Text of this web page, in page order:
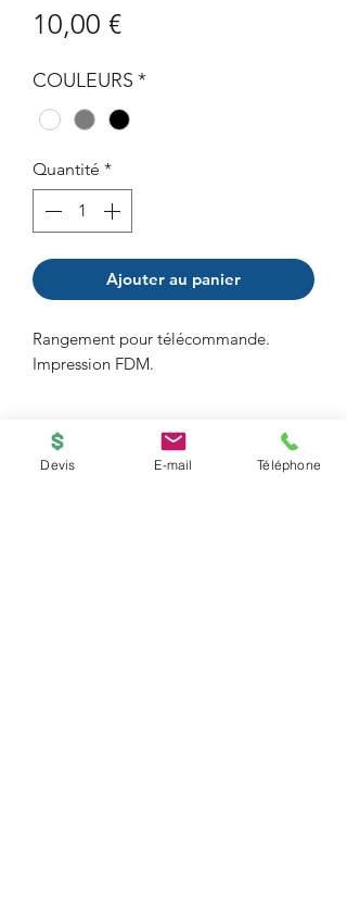
10,00 €Prix
COULEURS *
Quantité *
Ajouter au panier
Rangement pour télécommande.
Impression FDM.
Devis E-mail Téléphone